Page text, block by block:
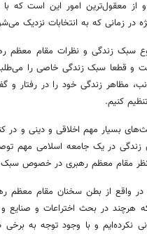
معقول‌ترین امور این است که
در زمانی که به انتخابات نزدیک
سبک زندگی و نظرات مقام معظم
و قطعا سبک زندگی خاصی را
مظاهر زندگی خود را در رفتار
کنیم.
بسیار مهم اخلاقی و دینی و در
در یک جامعه اسلامی مهم
مقام معظم رهبری در خصوص
واقع از بطن سخنان مقام معظم
هرچند در بحث اختراعات و صنایع و
نکرده‌ایم و با وجود توجه به برخی